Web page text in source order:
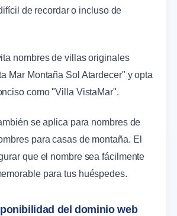
de recordar o incluso de
nombres de villas originales
Mar Montaña Sol Atardecer" y opta
como "Villa VistaMar".
se aplica para nombres de
para casas de montaña. El
que el nombre sea fácilmente
para tus huéspedes.
del dominio web